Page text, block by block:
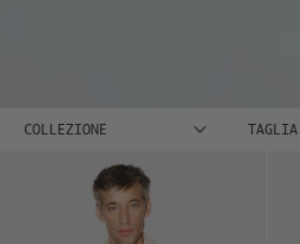
COLLEZIONE TAGLIA